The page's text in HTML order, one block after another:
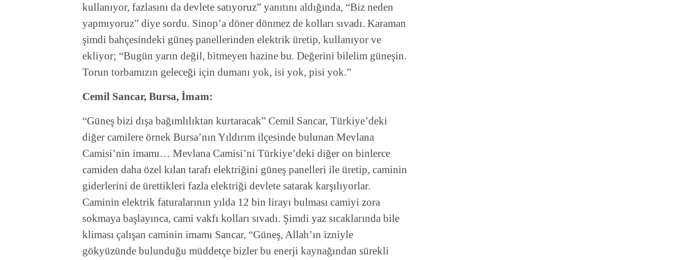
kullanıyor, fazlasını da devlete satıyoruz” yanıtını aldığında, “Biz neden
yapmıyoruz” diye sordu. Sinop’a döner dönmez de kolları sıvadı. Karaman
şimdi bahçesindeki güneş panellerinden elektrik üretip, kullanıyor ve
ekliyor; “Bugün yarın değil, bitmeyen hazine bu. Değerini bilelim güneşin.
Torun torbamızın geleceği için dumanı yok, isi yok, pisi yok.”
Cemil Sancar, Bursa, İmam:
“Güneş bizi dışa bağımlılıktan kurtaracak” Cemil Sancar, Türkiye’deki
diğer camilere örnek Bursa’nın Yıldırım ilçesinde bulunan Mevlana
Camisi’nin imamı… Mevlana Camisi’ni Türkiye’deki diğer on binlerce
camiden daha özel kılan tarafı elektriğini güneş panelleri ile üretip, caminin
giderlerini de ürettikleri fazla elektriği devlete satarak karşılıyorlar.
Caminin elektrik faturalarının yılda 12 bin lirayı bulması camiyi zora
sokmaya başlayınca, cami vakfı kolları sıvadı. Şimdi yaz sıcaklarında bile
kliması çalışan caminin imamı Sancar, “Güneş, Allah’ın izniyle
gökyüzünde bulunduğu müddetçe bizler bu enerji kaynağından sürekli